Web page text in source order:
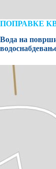
ПОПРАВКЕ
Вода на